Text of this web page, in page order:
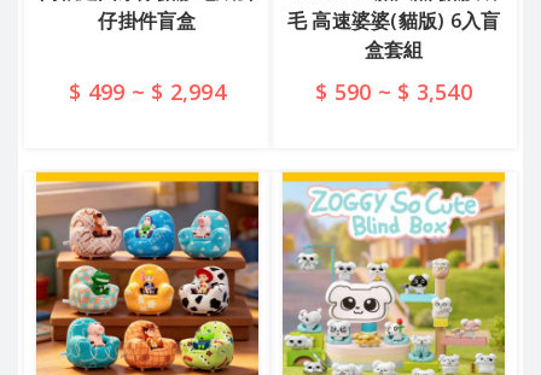
仔掛件盲盒
$ 499 ~ $ 2,994
毛 高速婆婆(貓版) 6入盲
盒套組
$ 590 ~ $ 3,540